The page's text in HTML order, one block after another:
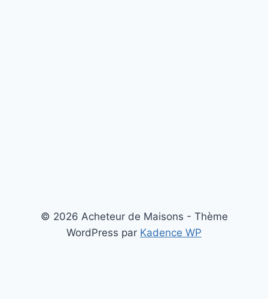
© 2026 Acheteur de Maisons - Thème
WordPress par Kadence WP